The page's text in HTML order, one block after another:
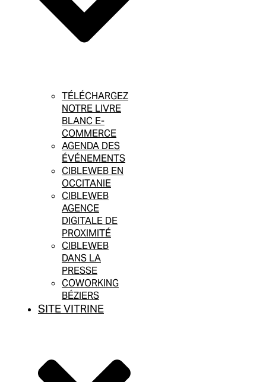
TÉLÉCHARGEZ
NOTRE LIVRE
BLANC E-
COMMERCE
AGENDA DES
ÉVÉNEMENTS
CIBLEWEB EN
OCCITANIE
CIBLEWEB
AGENCE
DIGITALE DE
PROXIMITÉ
CIBLEWEB
DANS LA
PRESSE
COWORKING
BÉZIERS
SITE VITRINE